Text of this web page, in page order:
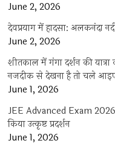
June 2, 2026
देवप्रयाग में हादसा: अलकनंदा
June 2, 2026
शीतकाल में गंगा दर्शन की
नजदीक से देखना है तो चले आइए
June 1, 2026
JEE Advanced Exam 2026
किया उत्कृष्ट प्रदर्शन
June 1, 2026